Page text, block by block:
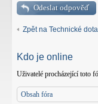
Odeslat odpověď
Zpět na Technické
Kdo je online
Uživatelé procházející toto
Obsah fóra